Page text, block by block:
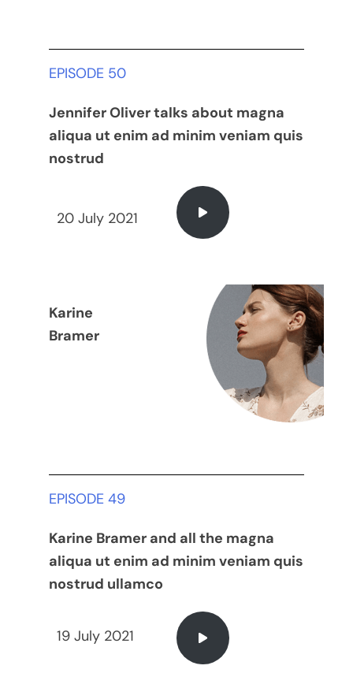
EPISODE 50
Jennifer Oliver talks about magna
aliqua ut enim ad minim veniam quis
nostrud
20 July 2021
Karine
Bramer
EPISODE 49
Karine Bramer and all the magna
aliqua ut enim ad minim veniam quis
nostrud ullamco
19 July 2021